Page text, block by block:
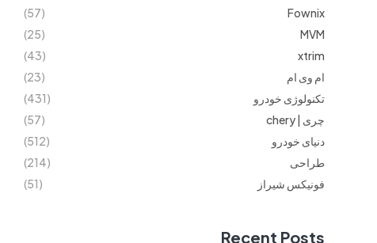
Fownix
(57)
MVM
(25)
xtrim
(43)
ام وی ام
(23)
تکنولوژی خودرو
(431)
چری | chery
(57)
دنیای خودرو
(512)
طراحی
(214)
فونیکس شیراز
(51)
Recent Posts